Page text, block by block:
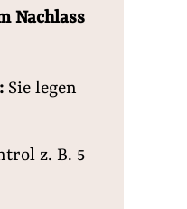
Nachlass
Sie legen
z. B. 5